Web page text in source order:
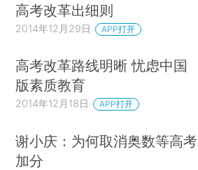
高考改革出细则
2014年12月29日 APP打开
高考改革路线明晰 忧虑中国
版素质教育
2014年12月18日 APP打开
谢小庆：为何取消奥数等高考
加分